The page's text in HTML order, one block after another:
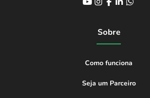
Sobre
Como funciona
Seja um Parceiro